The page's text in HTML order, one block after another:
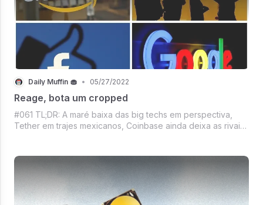
Daily Muffin 🧁 • 05/27/2022
Reage, bota um cropped
#061 TL;DR: A maré baixa das big techs em perspectiva,
Tether em trajes mexicanos, Coinbase ainda deixa as rivais
Mercado Crypto precisando compr